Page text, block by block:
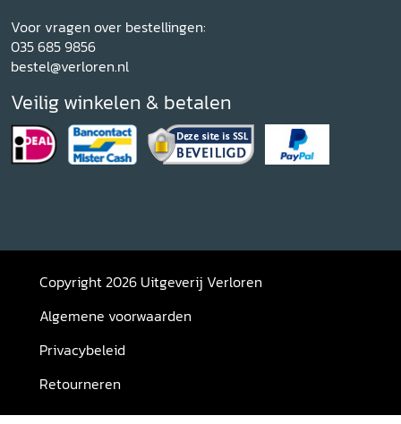
Voor vragen over bestellingen:
035 685 9856
bestel@verloren.nl
Veilig winkelen & betalen
Copyright 2026 Uitgeverij Verloren
Algemene voorwaarden
Privacybeleid
Retourneren